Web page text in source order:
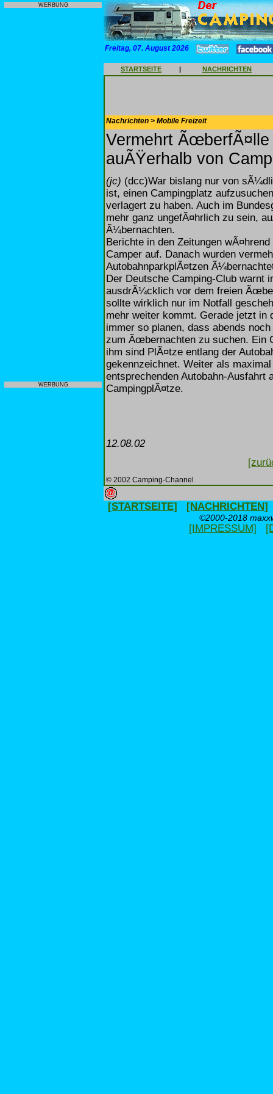
WERBUNG
WERBUNG
Freitag, 07. August 2026
STARTSEITE | NACHRICHTEN
Nachrichten > Mobile Freizeit
Vermehrt
auÃŸerhalb von
(jc) (dcc)War bislang nur von
ist, einen Campingplatz
verlagert zu haben. Auch im
mehr ganz ungefÃ¤hrlich zu sein,
Ã¼bernachten.
Berichte in den Zeitungen
Camper auf. Danach wurden
AutobahnparkplÃ¤tzen
Der Deutsche Camping-Club warnt
ausdrÃ¼cklich vor dem freien
sollte wirklich nur im Notfall
mehr weiter kommt. Gerade jetzt in
immer so planen, dass abends
zum Ãœbernachten zu suchen. Ein
ihm sind PlÃ¤tze entlang der
gekennzeichnet. Weiter als
entsprechenden Autobahn-Ausfahrt
CampingplÃ¤tze.
12.08.02
© 2002 Camping-Channel
[STARTSEITE] [NACHRICHTEN]
©2000-2018
[IMPRESSUM]